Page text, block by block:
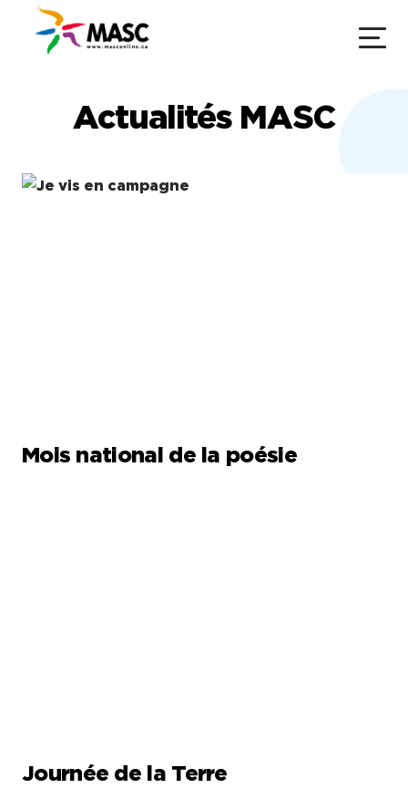
Actualités MASC
Mois national de la poésie
Journée de la Terre